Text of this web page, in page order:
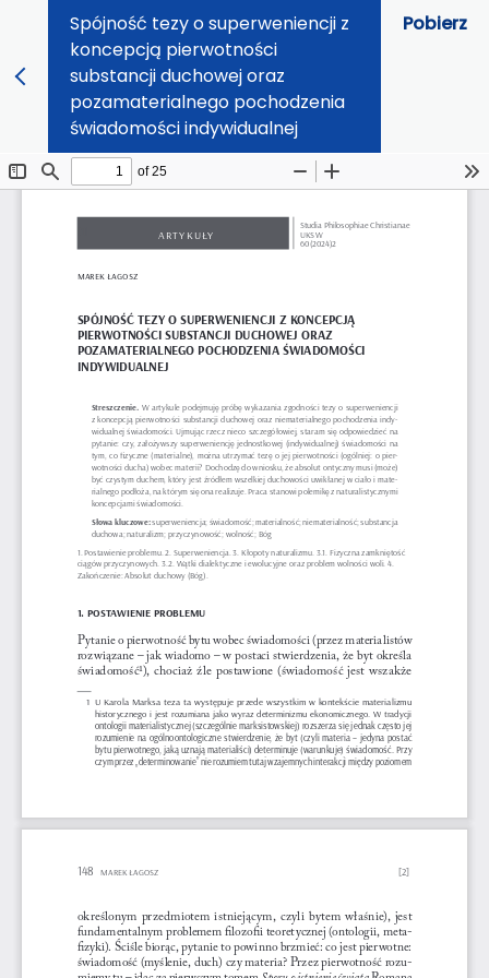
Spójność tezy o superweniencji z
koncepcją pierwotności
substancji duchowej oraz
pozamaterialnego pochodzenia
świadomości indywidualnej
Pobierz